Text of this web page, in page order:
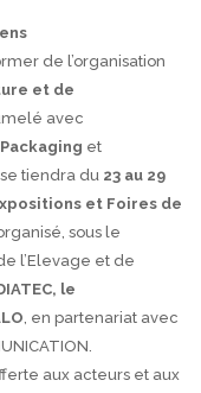
de l’organisation
et de
avec
et
tiendra du 23 au 29
et Foires de
sous le
l’Elevage et de
le
, en partenariat avec
aux acteurs et aux